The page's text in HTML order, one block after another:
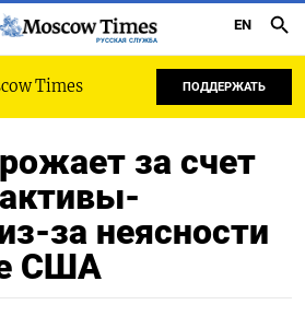
РУССКАЯ СЛУЖБА
EN
Times ПОДДЕРЖАТЬ
за счет
за неясности
США